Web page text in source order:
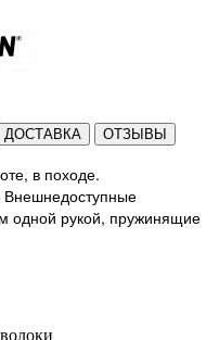
ДОСТАВКА ОТЗЫВЫ
в походе.
Внешнедоступные
одной рукой, пружинящие